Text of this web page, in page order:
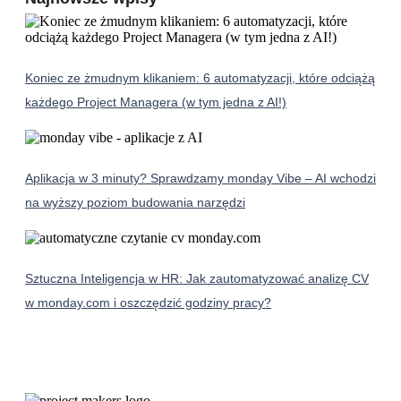
Koniec ze żmudnym klikaniem: 6 automatyzacji, które odciążą
każdego Project Managera (w tym jedna z AI!)
Aplikacja w 3 minuty? Sprawdzamy monday Vibe – AI wchodzi
na wyższy poziom budowania narzędzi
Sztuczna Inteligencja w HR: Jak zautomatyzować analizę CV
w monday.com i oszczędzić godziny pracy?